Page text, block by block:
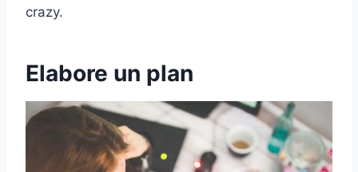
crazy.
Elabore un plan